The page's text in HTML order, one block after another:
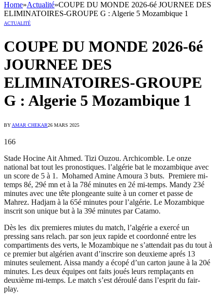
Home»Actualité»COUPE DU MONDE 2026-6é JOURNEE DES
ELIMINATOIRES-GROUPE G : Algerie 5 Mozambique 1
ACTUALITÉ
COUPE DU MONDE 2026-6é
JOURNEE DES
ELIMINATOIRES-GROUPE
G : Algerie 5 Mozambique 1
BYAMAR CHEKAR26 MARS 2025
166
Stade Hocine Ait Ahmed. Tizi Ouzou. Archicomble. Le onze
national bat tout les pronostiques. l’algérie bat le mozambique avec
un score de 5 à 1. Mohamed Amine Amoura 3 buts. Premiere mi-
temps 8é, 29é mn et à la 78é minutes en 2é mi-temps. Mandy 23é
minutes avec une tête plongeante suite à un corner et passe de
Mahrez. Hadjam à la 65é minutes pour l’algérie. Le Mozambique
inscrit son unique but à la 39é minutes par Catamo.
Dès les dix premieres miutes du match, l’algérie a exercé un
pressing sans relach. par son jeux rapide et coordonné entre les
compartiments des verts, le Mozambique ne s’attendait pas du tout à
ce premier but algérien avant d’inscrire son deuxieme aprés 13
minutes seulement. Aissa mandy a écopé d’un carton jaune à la 20é
minutes. Les deux équipes ont faits joués leurs remplaçants en
deuxième mi-temps. Le match s’est déroulé dans l’esprit du fair-
play.